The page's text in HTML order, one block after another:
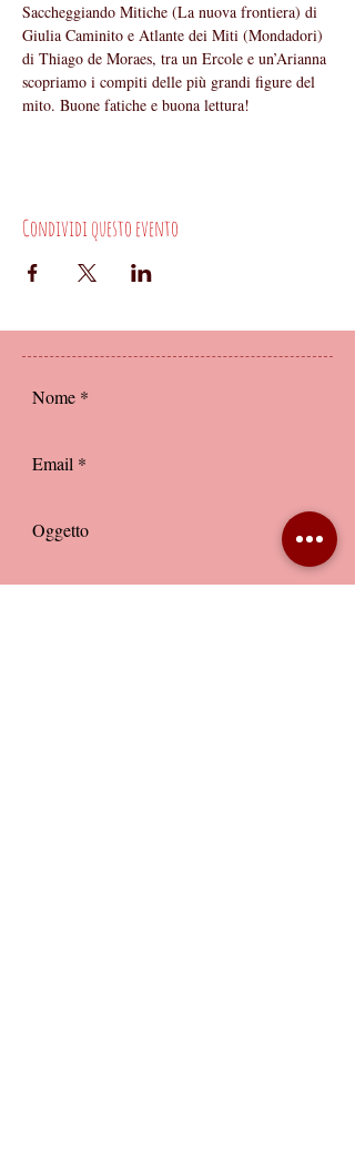
Saccheggiando Mitiche (La nuova frontiera) di
Giulia Caminito e Atlante dei Miti (Mondadori)
di Thiago de Moraes, tra un Ercole e un’Arianna
scopriamo i compiti delle più grandi figure del
mito. Buone fatiche e buona lettura!
Condividi questo evento